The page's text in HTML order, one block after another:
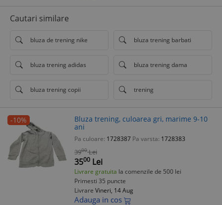
Cautari similare
bluza de trening nike bluza trening barbati
bluza trening adidas bluza trening dama
bluza trening copii trening
-10%
Bluza trening, culoarea gri, marime 9-10
ani
Pa culoare: 1728387 Pa varsta: 1728383
3900 Lei
3500 Lei
Livrare gratuita la comenzile de 500 lei
Primesti 35 puncte
Livrare Vineri, 14 Aug
Adauga in cos